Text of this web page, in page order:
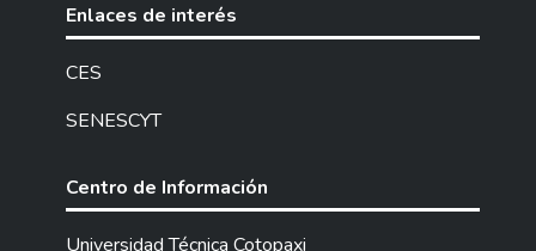
tecnológicas útiles, que enriquezcan los
conocimientos del estudiante y mejore en
nace nuestro aporte tecnológico de diseñar
encuentra expuesto las principales
funciones que contiene el Software
StockBase Pos, el mismo que viene
Enlaces de interés
CES
SENESCYT
Centro de Información
Universidad Técnica Cotopaxi